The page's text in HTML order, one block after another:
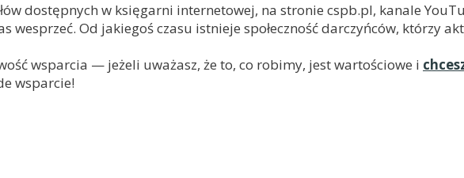
dostępnych w księgarni internetowej, na stronie cspb.pl, kanale
wesprzeć. Od jakiegoś czasu istnieje społeczność darczyńców, którzy
wsparcia — jeżeli uważasz, że to, co robimy, jest wartościowe i
wsparcie!